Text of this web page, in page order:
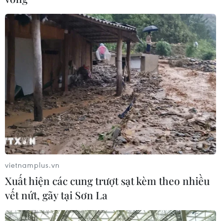
Vụ hai tử tù trốn trại: Tạm giữ hình sự 4
đối tượng liên quan
20/09/2017 04:46
Cơ quan Cảnh sát điều tra Công an thành phố Hà Nội
cho biết, đã tạm giữ hình sự 4 đối tượng để điều tra làm
rõ hành vi che giấu tội phạm liên quan đến vụ hai tử tù
trốn khỏi trại giam T16.
vietnamplus.vn
Xuất hiện các cung trượt sạt kèm theo nhiều
vết nứt, gãy tại Sơn La